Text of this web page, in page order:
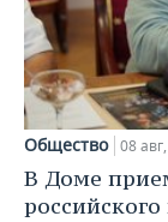
Общество 08
В Доме